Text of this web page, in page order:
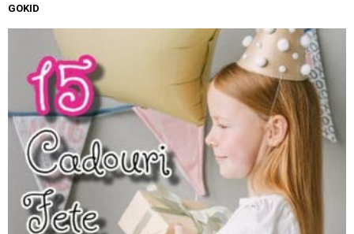
GOKID